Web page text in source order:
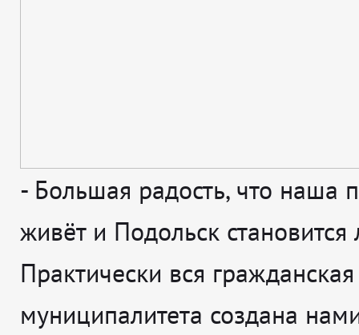
- Большая радость, что наша
живёт и Подольск становится
Практически вся
муниципалитета создана